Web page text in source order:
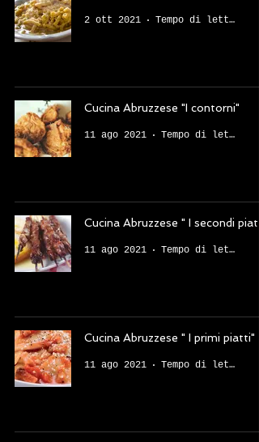
2 ott 2021 Tempo di lettura: 5 min
Cucina Abruzzese "I contorni"
11 ago 2021 Tempo di lettura: 3 min
Cucina Abruzzese " I secondi
11 ago 2021 Tempo di lettura: 3 min
Cucina Abruzzese " I primi piatti"
11 ago 2021 Tempo di lettura: 5 min